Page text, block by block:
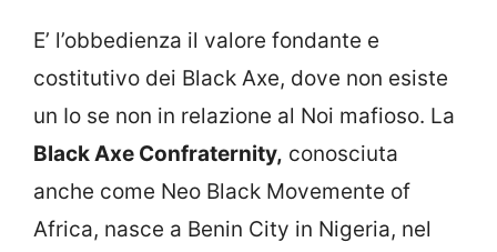
E’ l’obbedienza il valore fondante e
costitutivo dei Black Axe, dove non esiste
un Io se non in relazione al Noi mafioso. La
Black Axe Confraternity, conosciuta
anche come Neo Black Movemente of
Africa, nasce a Benin City in Nigeria, nel